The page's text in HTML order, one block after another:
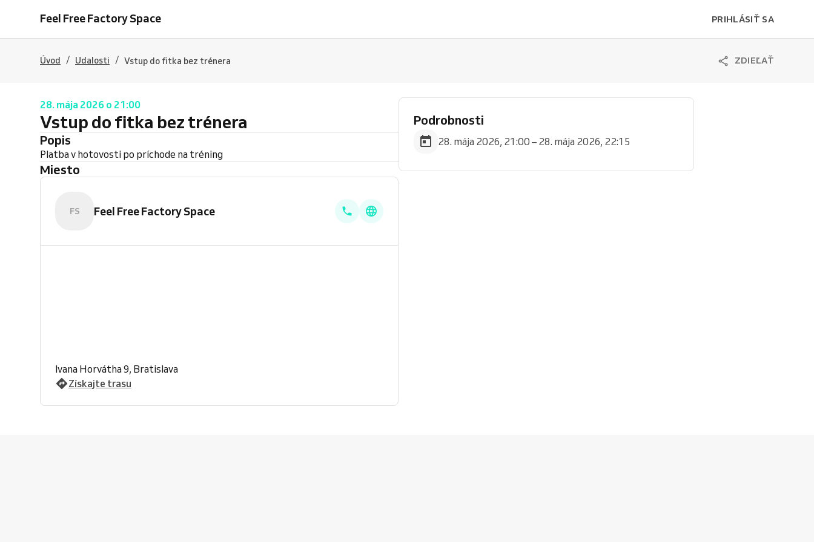
Feel Free Factory Space PRIHLÁSIŤ SA
Úvod / Udalosti / Vstup do fitka bez trénera ZDIEĽAŤ
28. mája 2026 o 21:00
Vstup do fitka bez trénera
Popis
Platba v hotovosti po príchode na tréning
Miesto
FS Feel Free Factory Space
Ivana Horvátha 9, Bratislava
Získajte trasu
Podrobnosti
28. mája 2026, 21:00 – 28. mája 2026, 22:15